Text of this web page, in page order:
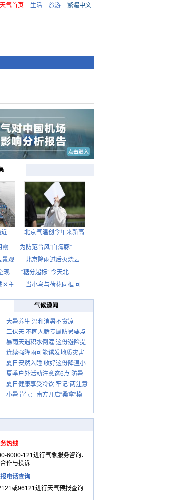
气首页 生活 旅游 繁體中文
近 北京气温创今年来新高
霞
为防范台风“白海豚”
景观
北京降雨过后火烧云
现
“糖分超标” 今天北
区主
当小鸟与荷花同框 可
气候趣闻
大暑养生 温和消暑不贪凉
三伏天 不同人群专属防暑要点
请收好
暴雨天遇积水倒灌 这份避险提
示请收好
连续强降雨可能诱发地质灾害
这些前兆要知道
夏日安然入睡 收好这份降温小
贴士
夏季户外活动注意这6点 防暑
健身两不误
夏日健康享受冷饮 牢记“两注意
一控制”
小暑节气：南方开启“桑拿”模
热线
6000-121进行气象服务咨询、
作与投诉
电话查询
或96121进行天气预报查询